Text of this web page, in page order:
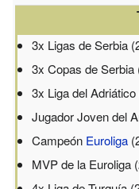
3x Ligas de Serbia
3x Copas de Serbia
3x Liga del
Jugador Joven del
Campeón Euroliga
MVP de la Euroliga